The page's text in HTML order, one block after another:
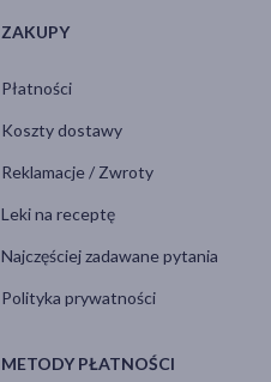
ZAKUPY
Płatności
Koszty dostawy
Reklamacje / Zwroty
Leki na receptę
Najczęściej zadawane pytania
Polityka prywatności
METODY PŁATNOŚCI